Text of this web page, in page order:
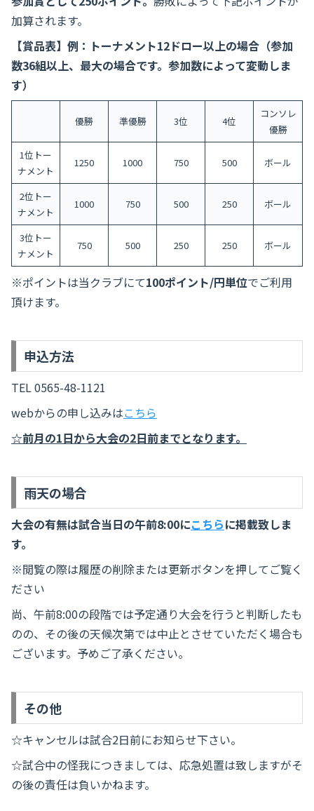
加算されます。
【賞品表】例：トーナメント12ドロー以上の場合（参加
数36組以上、最大の場合です。参加数によって変動しま
す）
優勝 準優勝 3位 4位
コンソレ
優勝
1位トー
ナメント
1250 1000 750 500 ボール
2位トー
ナメント
1000 750 500 250 ボール
3位トー
ナメント
750 500 250 250 ボール
※ポイントは当クラブにて100ポイント/円単位でご利用
頂けます。
申込方法
TEL 0565-48-1121
webからの申し込みはこちら
☆前月の1日から大会の2日前までとなります。
雨天の場合
大会の有無は試合当日の午前8:00にこちらに掲載致しま
す。
※閲覧の際は履歴の削除または更新ボタンを押してご覧く
ださい
尚、午前8:00の段階では予定通り大会を行うと判断したも
のの、その後の天候次第では中止とさせていただく場合も
ございます。予めご了承ください。
その他
☆キャンセルは試合2日前にお知らせ下さい。
☆試合中の怪我につきましては、応急処置は致しますがそ
の後の責任は負いかねます。